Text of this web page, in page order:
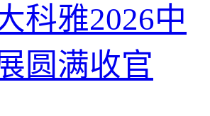
科雅2026中
圆满收官